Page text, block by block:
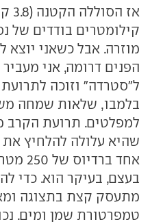
קילומטרים בודדים של
הפנים דרומה, אני
ל"סטרדה" וזוכה
בלמבו, שלאות שמחה
למפלטים. תרועת הקרב
שהיא עלולה להלחיץ
אחד
בעצם, בעיקר הוא. כדי
מתעסק קצת בתצוגה
טמפרטורת שמן ומים.